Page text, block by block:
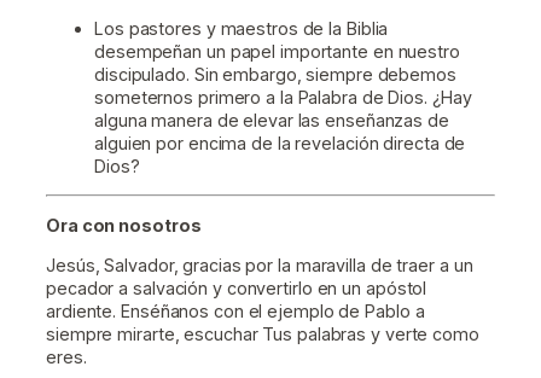
Los pastores y maestros de la Biblia
desempeñan un papel importante en nuestro
discipulado. Sin embargo, siempre debemos
someternos primero a la Palabra de Dios. ¿Hay
alguna manera de elevar las enseñanzas de
alguien por encima de la revelación directa de
Dios?
Ora con nosotros
Jesús, Salvador, gracias por la maravilla de traer a un
pecador a salvación y convertirlo en un apóstol
ardiente. Enséñanos con el ejemplo de Pablo a
siempre mirarte, escuchar Tus palabras y verte como
eres.